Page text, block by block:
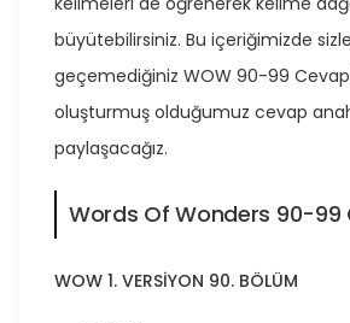
büyütebilirsiniz. Bu içeriğimizde
geçemediğiniz WOW 90-99
oluşturmuş olduğumuz cevap
paylaşacağız.
Words Of Wonders 90-99
WOW 1. VERSİYON 90. BÖLÜM